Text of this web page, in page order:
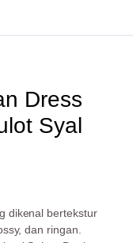
Dress
Syal
dikenal bertekstur
dan ringan.